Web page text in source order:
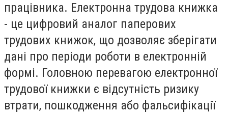
працівника. Електронна трудова книжка
- це цифровий аналог паперових
трудових книжок, що дозволяє зберігати
дані про періоди роботи в електронній
формі. Головною перевагою електронної
трудової книжки є відсутність ризику
втрати, пошкодження або фальсифікації